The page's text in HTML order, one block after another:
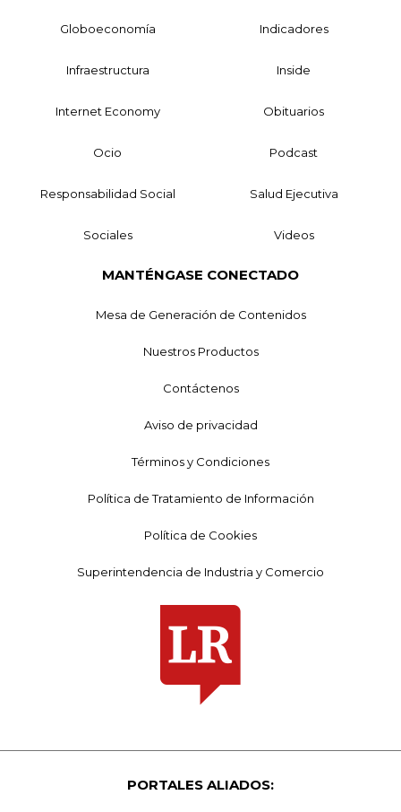
Globoeconomía Indicadores
Infraestructura Inside
Internet Economy Obituarios
Ocio Podcast
Responsabilidad Social Salud Ejecutiva
Sociales Videos
MANTÉNGASE CONECTADO
Mesa de Generación de Contenidos
Nuestros Productos
Contáctenos
Aviso de privacidad
Términos y Condiciones
Política de Tratamiento de Información
Política de Cookies
Superintendencia de Industria y Comercio
PORTALES ALIADOS: